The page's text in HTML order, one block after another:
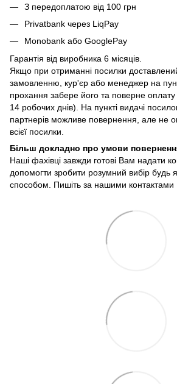
З передоплатою від 100 грн
Privatbank через LiqPay
Monobank або GooglePay
Гарантія від виробника 6 місяців.
Якщо при отриманні посилки
замовленню, кур'єр або менеджер на
прохання забере його та поверне
14 робочих днів). На пункті видачі
партнерів можливе повернення, але не
всієї посилки.
Більш докладно про умови
Наші фахівці завжди готові Вам надати
допомогти зробити розумний вибір будь
способом. Пишіть за нашими контактами